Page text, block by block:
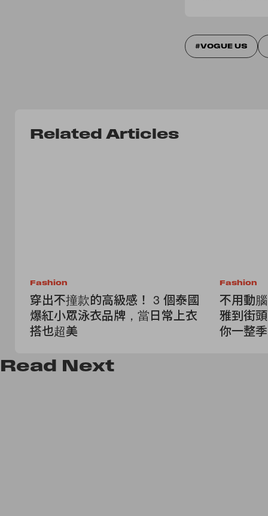
VOGUE US
Related Articles
Fashion
穿出不撞款的高級感！ 3 個泰國
爆紅小眾泳衣品牌，當日常上衣
搭也超美
Fashion
不用動
雅到街
你一整
Read Next